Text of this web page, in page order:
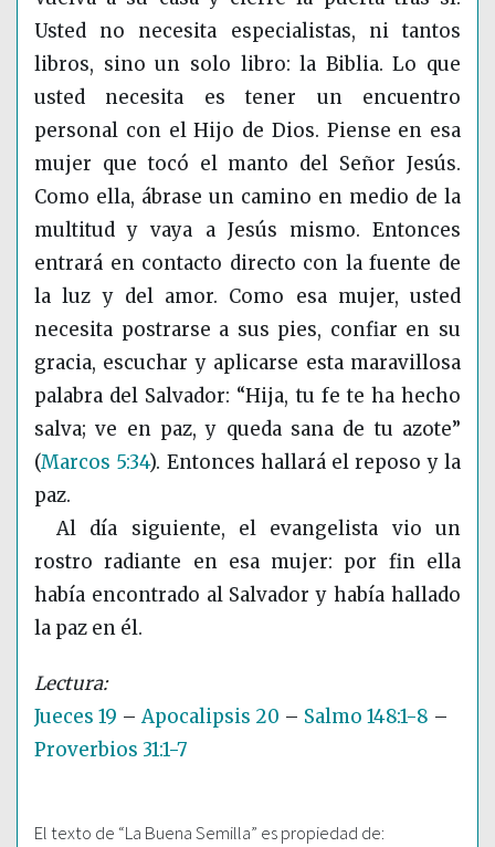
Usted no necesita especialistas, ni tantos
libros, sino un solo libro: la Biblia. Lo que
usted necesita es tener un encuentro
personal con el Hijo de Dios. Piense en esa
mujer que tocó el manto del Señor Jesús.
Como ella, ábrase un camino en medio de la
multitud y vaya a Jesús mismo. Entonces
entrará en contacto directo con la fuente de
la luz y del amor. Como esa mujer, usted
necesita postrarse a sus pies, confiar en su
gracia, escuchar y aplicarse esta maravillosa
palabra del Salvador: “Hija, tu fe te ha hecho
salva; ve en paz, y queda sana de tu azote”
(Marcos 5:34). Entonces hallará el reposo y la
paz.
Al día siguiente, el evangelista vio un
rostro radiante en esa mujer: por fin ella
había encontrado al Salvador y había hallado
la paz en él.
Jueces 19 –Apocalipsis 20 – Salmo 148:1-8 –
Proverbios 31:1-7
El texto de “La Buena Semilla” es propiedad de: